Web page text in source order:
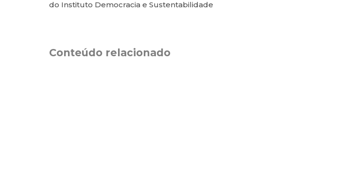
do Instituto Democracia e Sustentabilidade
Conteúdo relacionado